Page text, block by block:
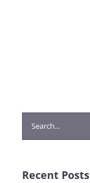
Search
for:
Recent Posts